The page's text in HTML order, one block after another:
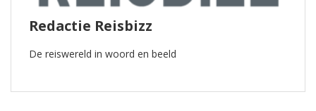
Redactie Reisbizz
De reiswereld in woord en beeld